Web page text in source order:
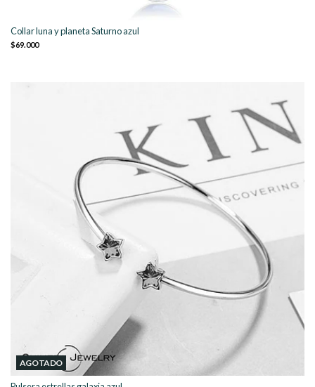
Collar luna y planeta Saturno azul
$69.000
AGOTADO